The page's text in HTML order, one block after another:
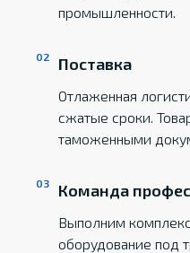
промышленности.
Поставка
Отлаженная
сжатые сроки.
таможенными
Команда
Выполним
оборудование под